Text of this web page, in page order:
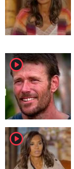
player2
player2